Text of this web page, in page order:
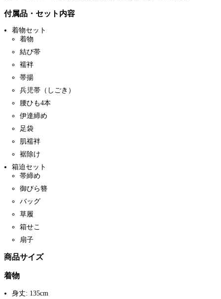
付属品・セット内容
着物セット
着物
結び帯
襦袢
帯揚
兵児帯（しごき）
腰ひも4本
伊達締め
足袋
肌襦袢
裾除け
箱迫セット
帯締め
御びら簪
バッグ
草履
箱せこ
扇子
商品サイズ
着物
身丈: 135cm